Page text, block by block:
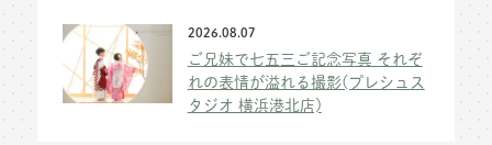
2026.08.07
ご兄妹で七五三ご記念写真 それぞ
れの表情が溢れる撮影(プレシュス
タジオ 横浜港北店)